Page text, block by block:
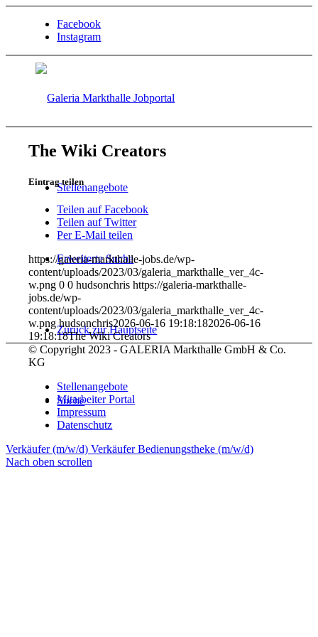
Facebook
Instagram
Stellenangebote
Erweiterte Suche
Zurück zur Hauptseite
Suche
The Wiki Creators
Eintrag teilen
Teilen auf Facebook
Teilen auf Twitter
Per E-Mail teilen
https://galeria-markthalle-jobs.de/wp-
content/uploads/2023/03/galeria_markthalle_ver_4c-
w.png 0 0 hudsonchris https://galeria-markthalle-
jobs.de/wp-
content/uploads/2023/03/galeria_markthalle_ver_4c-
w.png hudsonchris2026-06-16 19:18:182026-06-16
19:18:18The Wiki Creators
© Copyright 2023 - GALERIA Markthalle GmbH & Co.
KG
Stellenangebote
Mitarbeiter Portal
Impressum
Datenschutz
Verkäufer (m/w/d) Verkäufer Bedienungstheke (m/w/d)
Nach oben scrollen